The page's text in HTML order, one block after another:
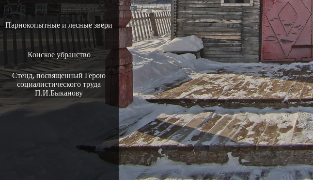
Парнокопытные и лесные звери
Конcкое убранство
Стенд, посвященный Герою
социалистического труда
П.И.Быканову